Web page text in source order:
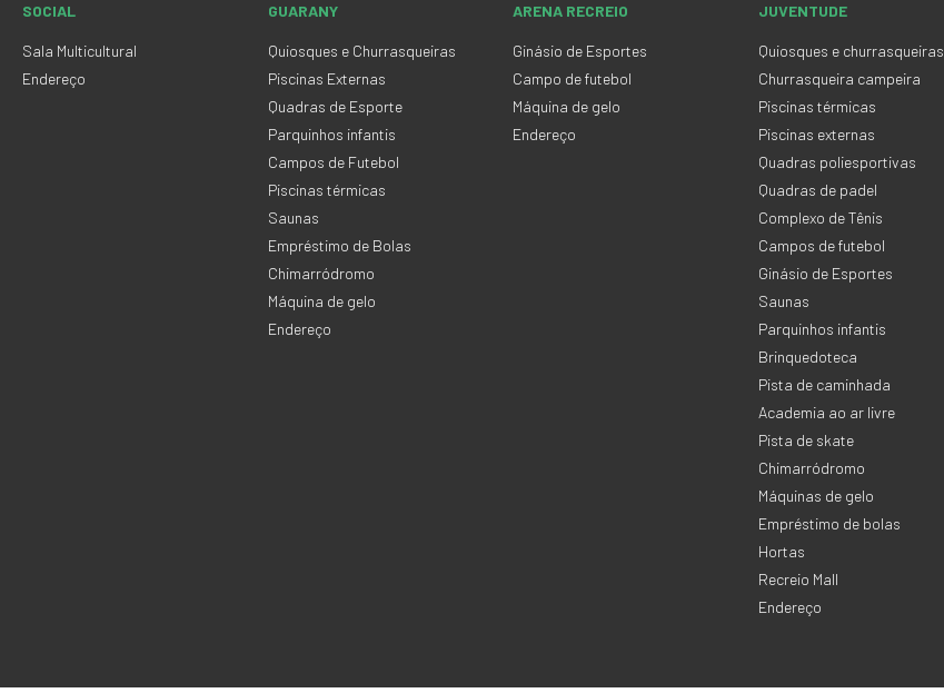
SOCIAL
Sala Multicultural
Endereço
GUARANY
Quiosques e Churrasqueiras
Piscinas Externas
Quadras de Esporte
Parquinhos infantis
Campos de Futebol
Piscinas térmicas
Saunas
Empréstimo de Bolas
Chimarródromo
Máquina de gelo
Endereço
ARENA RECREIO
Ginásio de Esportes
Campo de futebol
Máquina de gelo
Endereço
JUVENTUDE
Quiosques e churrasqueiras
Churrasqueira campeira
Piscinas térmicas
Piscinas externas
Quadras poliesportivas
Quadras de padel
Complexo de Tênis
Campos de futebol
Ginásio de Esportes
Saunas
Parquinhos infantis
Brinquedoteca
Pista de caminhada
Academia ao ar livre
Pista de skate
Chimarródromo
Máquinas de gelo
Empréstimo de bolas
Hortas
Recreio Mall
Endereço